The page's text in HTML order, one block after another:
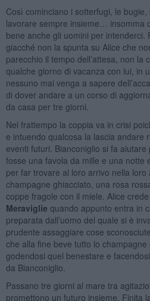
Così cominciano i sotterfugi, le
lavorare sempre insieme… insomma
bene anche gli uomini per intenderci.
giacché non la spunta su Alice che
parecchio il tempo dell’attesa, non la
qualche giorno di vacanza con lui, in
nessuno mai venga a sapere
di dover andare a un corso di
da casa per tre giorni.
Nel frattempo la coppia va in crisi
e intuendo qualcosa la lascia andare
eventi futuri. Bianconiglio si fa
fosse una favola da mille e una notte
per far trovare al loro arrivo nella
champagne ghiacciato, una rosa
coppe fragole con il miele. Alice
Meraviglie quando appunto entra in
preparata dall’uomo del quale si è
prudente assaggiare cose
che alla fine beve tutto lo
godendosi quel benestare e
da Bianconiglio.
Passano tre giorni al mare tra
promettono un futuro insieme. Finita